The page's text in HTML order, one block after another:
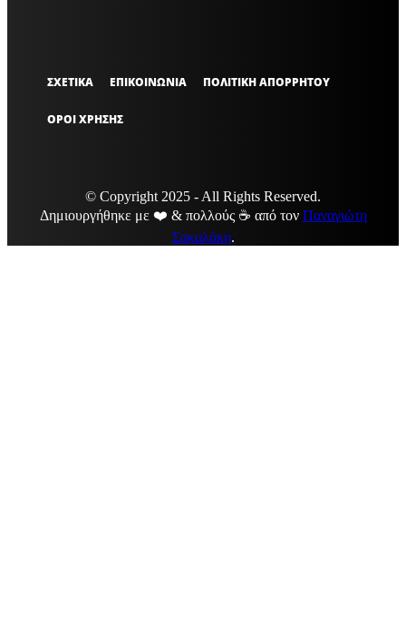
ΣΧΕΤΙΚΑ ΕΠΙΚΟΙΝΩΝΙΑ ΠΟΛΙΤΙΚΗ ΑΠΟΡΡΗΤΟΥ
ΟΡΟΙ ΧΡΗΣΗΣ
© Copyright 2025 - All Rights Reserved.
Δημιουργήθηκε με ❤️ & πολλούς ☕ από τον Παναγιώτη
Σακαλάκη.